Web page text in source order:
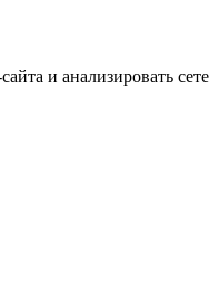
и анализировать